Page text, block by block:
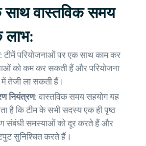
वास्तविक समय
लाभ:
टीमें परियोजनाओं पर एक साथ काम कर
को कम कर सकती हैं और परियोजना
तेजी ला सकती हैं।
नियंत्रण:वास्तविक समय सहयोग यह
है कि टीम के सभी सदस्य एक ही पृष्ठ
संबंधी समस्याओं को दूर करते हैं और
सुनिश्चित करते हैं।